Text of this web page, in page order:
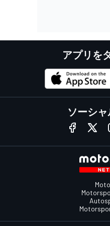
アプリを
ソーシ